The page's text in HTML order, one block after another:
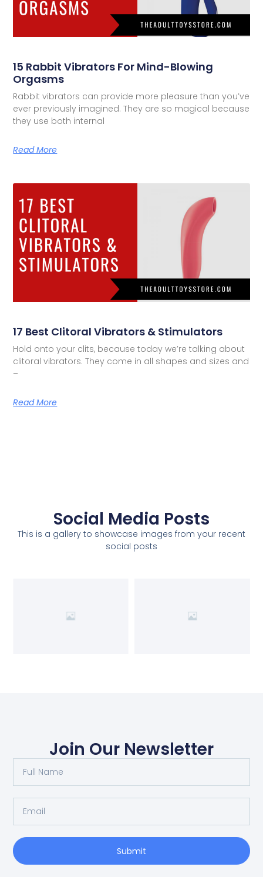
15 Rabbit Vibrators For Mind-Blowing
Orgasms
Rabbit vibrators can provide more pleasure than you’ve
ever previously imagined. They are so magical because
they use both internal
Read More
17 Best Clitoral Vibrators & Stimulators
Hold onto your clits, because today we’re talking about
clitoral vibrators. They come in all shapes and sizes and
–
Read More
Social Media Posts
This is a gallery to showcase images from your recent
social posts
Join Our Newsletter
Submit